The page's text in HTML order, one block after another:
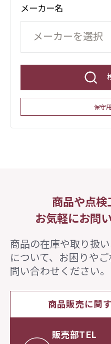
メーカー名
保守
商品や点検
お気軽にお問
商品の在庫や取り扱
について、 お困りや
問い合わせください。
商品販売に関
販売部TEL